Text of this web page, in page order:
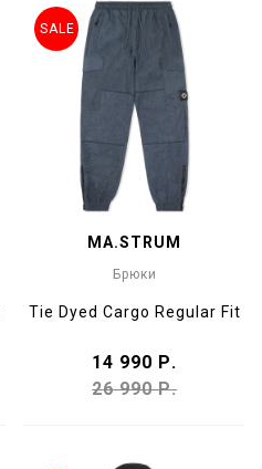
MA.STRUM
Брюки
Tie Dyed Cargo Regular Fit
14 990 Р.
26 990 Р.
SALE